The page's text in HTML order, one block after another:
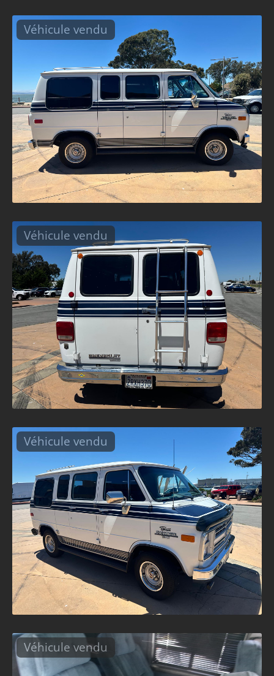
Véhicule vendu
Véhicule vendu
Véhicule vendu
Véhicule vendu